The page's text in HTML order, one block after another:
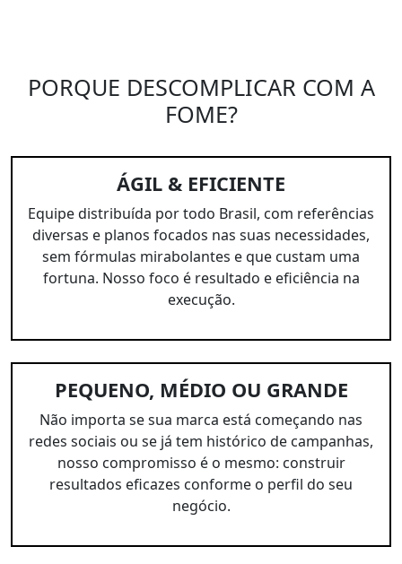
PORQUE DESCOMPLICAR COM A
FOME?
ÁGIL & EFICIENTE
Equipe distribuída por todo Brasil, com referências
diversas e planos focados nas suas necessidades,
sem fórmulas mirabolantes e que custam uma
fortuna. Nosso foco é resultado e eficiência na
execução.
PEQUENO, MÉDIO OU GRANDE
Não importa se sua marca está começando nas
redes sociais ou se já tem histórico de campanhas,
nosso compromisso é o mesmo: construir
resultados eficazes conforme o perfil do seu
negócio.